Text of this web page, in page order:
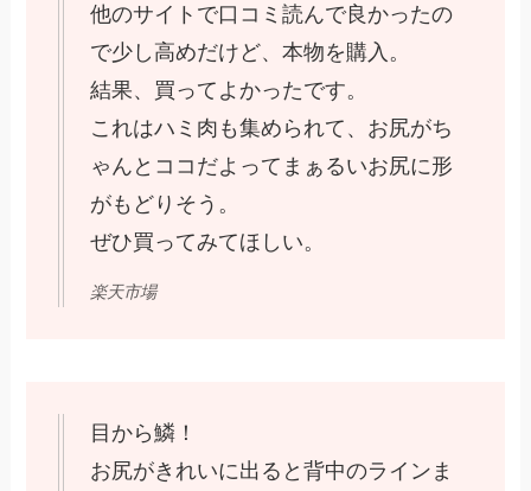
他のサイトで口コミ読んで良かったの
で少し高めだけど、本物を購入。
結果、買ってよかったです。
これはハミ肉も集められて、お尻がち
ゃんとココだよってまぁるいお尻に形
がもどりそう。
ぜひ買ってみてほしい。
楽天市場
目から鱗！
お尻がきれいに出ると背中のラインま